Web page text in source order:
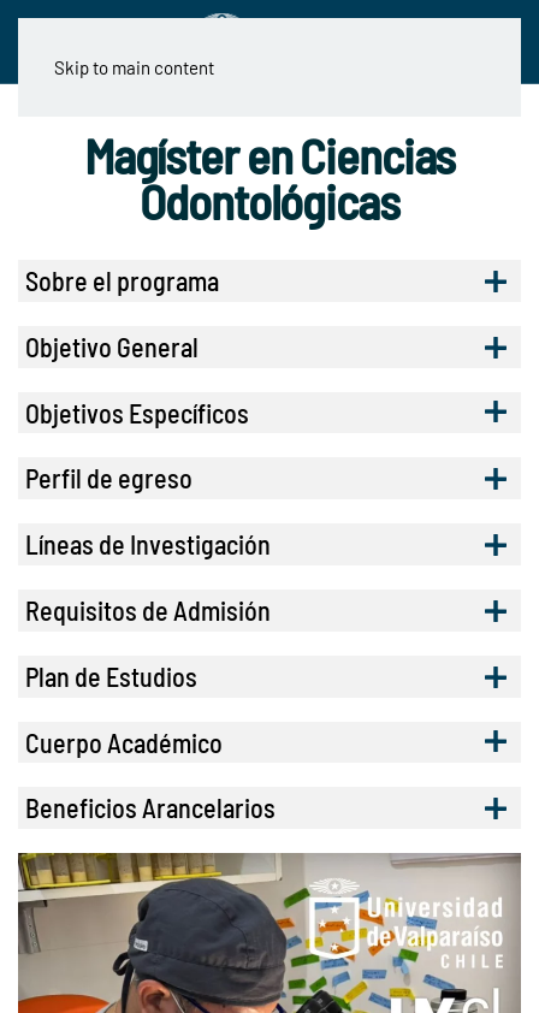
Skip to main content
Magíster en Ciencias
Odontológicas
Sobre el programa
Objetivo General
Objetivos Específicos
Perfil de egreso
Líneas de Investigación
Requisitos de Admisión
Plan de Estudios
Cuerpo Académico
Beneficios Arancelarios